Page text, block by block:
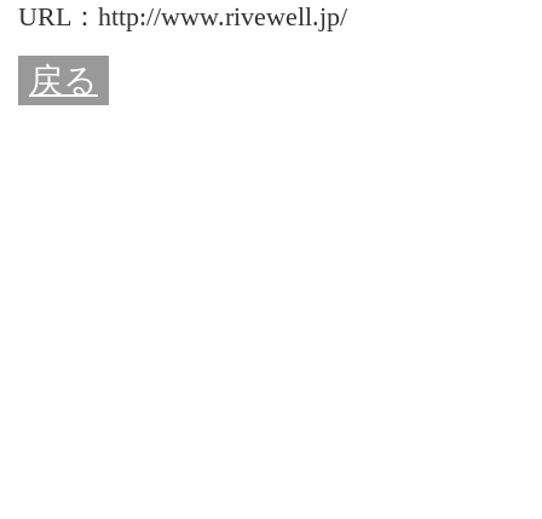
URL：http://www.rivewell.jp/
戻る